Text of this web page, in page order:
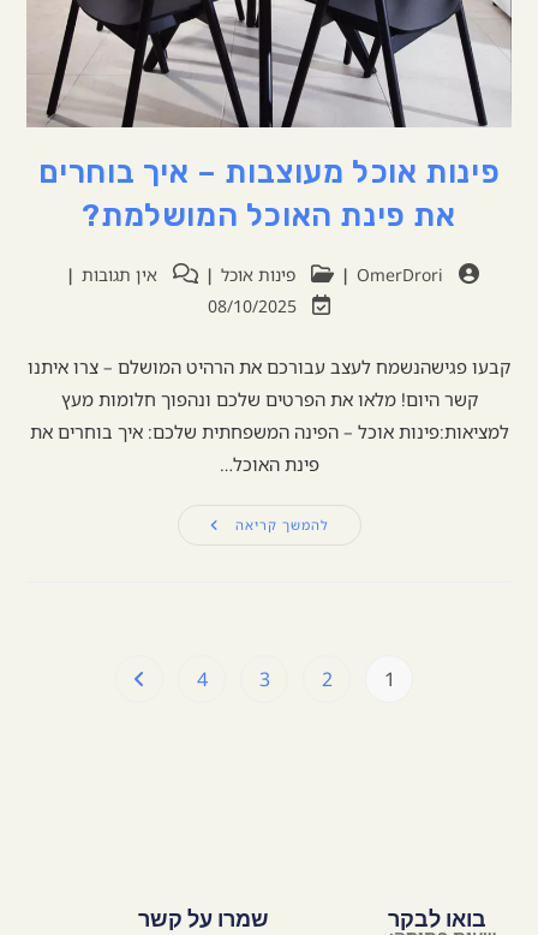
פינות אוכל מעוצבות – איך בוחרים
את פינת האוכל המושלמת?
OmerDrori פינות אוכל
אין תגובות
08/10/2025
קבעו פגישהנשמח לעצב עבורכם את הרהיט המושלם – צרו איתנו
קשר היום! מלאו את הפרטים שלכם ונהפוך חלומות מעץ
למציאות:פינות אוכל – הפינה המשפחתית שלכם: איך בוחרים את
פינת האוכל…
להמשך קריאה
1
2
3
4
בואו לבקר שמרו על קשר